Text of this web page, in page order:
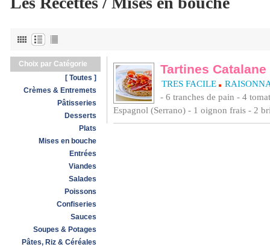
Choix par Catégorie
[ Toutes ]
Crèmes & Entremets
Pâtisseries
Desserts
Plats
Mises en bouche
Entrées
Viandes
Salades
Poissons
Confiseries
Sauces
Soupes & Potages
Pâtes, Riz & Céréales
Tartines Catalane
TRES FACILE
- 6 tranches de pain - 4
Espagnol (Serrano) - 1 oignon frais - 2